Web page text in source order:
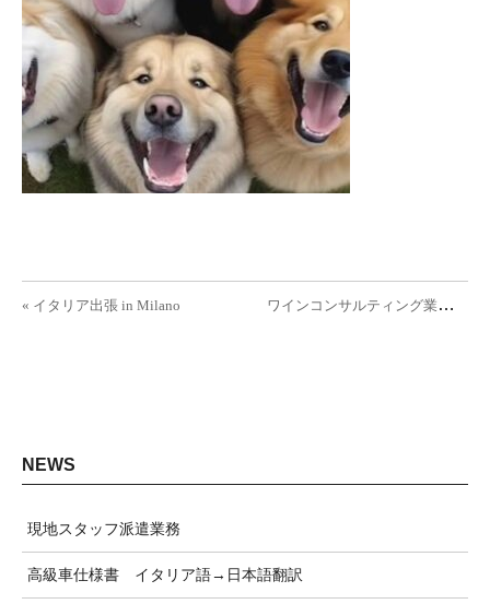
投稿ナビゲーション
« イタリア出張 in Milano ワ
インコンサルティング業務スタート »
NEWS
現地スタッフ派遣業務
高級車仕様書 イタリア語→日本語翻訳